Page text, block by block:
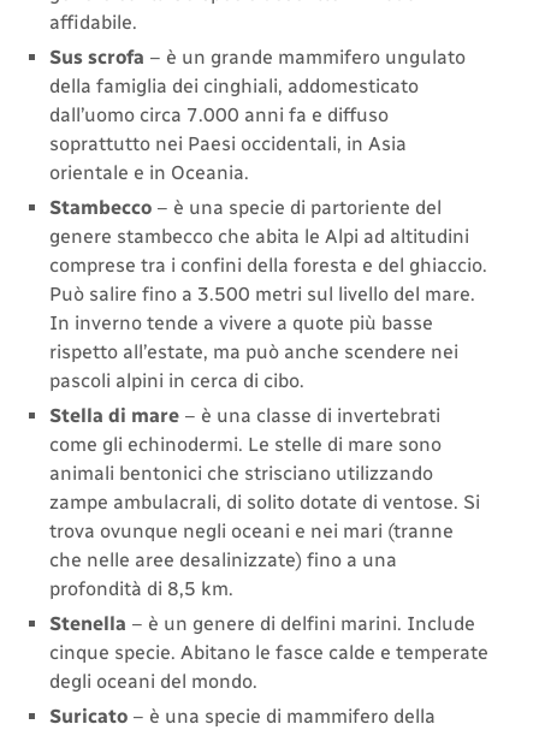
affidabile.
Sus scrofa – è un grande mammifero ungulato
della famiglia dei cinghiali, addomesticato
dall’uomo circa 7.000 anni fa e diffuso
soprattutto nei Paesi occidentali, in Asia
orientale e in Oceania.
Stambecco – è una specie di partoriente del
genere stambecco che abita le Alpi ad altitudini
comprese tra i confini della foresta e del ghiaccio.
Può salire fino a 3.500 metri sul livello del mare.
In inverno tende a vivere a quote più basse
rispetto all’estate, ma può anche scendere nei
pascoli alpini in cerca di cibo.
Stella di mare – è una classe di invertebrati
come gli echinodermi. Le stelle di mare sono
animali bentonici che strisciano utilizzando
zampe ambulacrali, di solito dotate di ventose. Si
trova ovunque negli oceani e nei mari (tranne
che nelle aree desalinizzate) fino a una
profondità di 8,5 km.
Stenella – è un genere di delfini marini. Include
cinque specie. Abitano le fasce calde e temperate
degli oceani del mondo.
Suricato – è una specie di mammifero della